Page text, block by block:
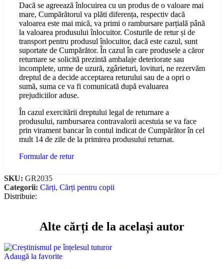
Dacă se agreează înlocuirea cu un produs de o valoare mai
mare, Cumpărătorul va plăti diferența, respectiv dacă
valoarea este mai mică, va primi o rambursare parțială până
la valoarea produsului înlocuitor. Costurile de retur și de
transport pentru produsul înlocuitor, dacă este cazul, sunt
suportate de Cumpărător. În cazul în care produsele a căror
returnare se solicită prezintă ambalaje deteriorate sau
incomplete, urme de uzură, zgârieturi, lovituri, ne rezervăm
dreptul de a decide acceptarea returului sau de a opri o
sumă, suma ce va fi comunicată după evaluarea
prejudiciilor aduse.
În cazul exercitării dreptului legal de returnare a
produsului, rambursarea contravalorii acestuia se va face
prin virament bancar în contul indicat de Cumpărător în cel
mult 14 de zile de la primirea produsului returnat.
Formular de retur
SKU: GR2035
Categorii: Cărți, Cărți pentru copii
Distribuie:
Alte cărți de la același autor
Adaugă la favorite